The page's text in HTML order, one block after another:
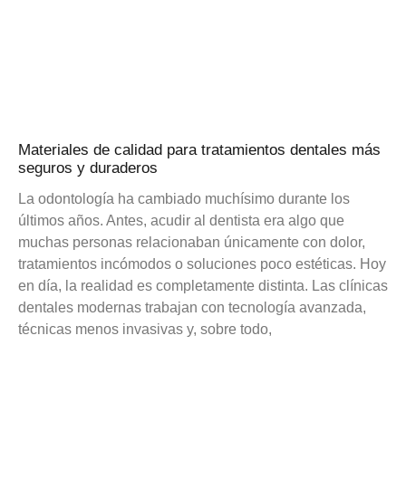
Materiales de calidad para tratamientos dentales más
seguros y duraderos
La odontología ha cambiado muchísimo durante los
últimos años. Antes, acudir al dentista era algo que
muchas personas relacionaban únicamente con dolor,
tratamientos incómodos o soluciones poco estéticas. Hoy
en día, la realidad es completamente distinta. Las clínicas
dentales modernas trabajan con tecnología avanzada,
técnicas menos invasivas y, sobre todo,